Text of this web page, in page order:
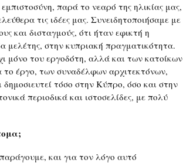
παρά το νεαρό της ηλικίας μας,
τις ιδέες μας. Συνειδητοποιήσαμε με
και δισταγμούς, ότι ήταν εφικτή η
μελέτης, στην κυπριακή πραγματικότητα.
μόνο του εργοδότη, αλλά και των κατοίκων
το έργο, των συναδέλφων αρχιτεκτόνων,
δημοσιευτεί τόσο στην Κύπρο, όσο και στην
περιοδικά και ιστοσελίδες, με πολύ
και για τον λόγο αυτό